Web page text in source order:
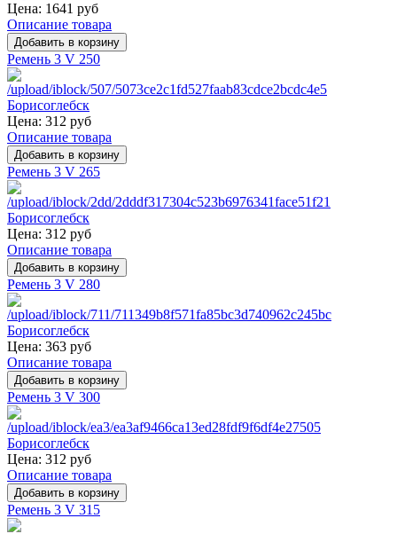
Цена: 1641 руб
Описание товара
Ремень 3 V 250
Цена: 312 руб
Описание товара
Ремень 3 V 265
Цена: 312 руб
Описание товара
Ремень 3 V 280
Цена: 363 руб
Описание товара
Ремень 3 V 300
Цена: 312 руб
Описание товара
Ремень 3 V 315